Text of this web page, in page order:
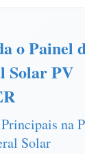
e simulação de
do sistema
o Painel
Solar PV
na
Solar